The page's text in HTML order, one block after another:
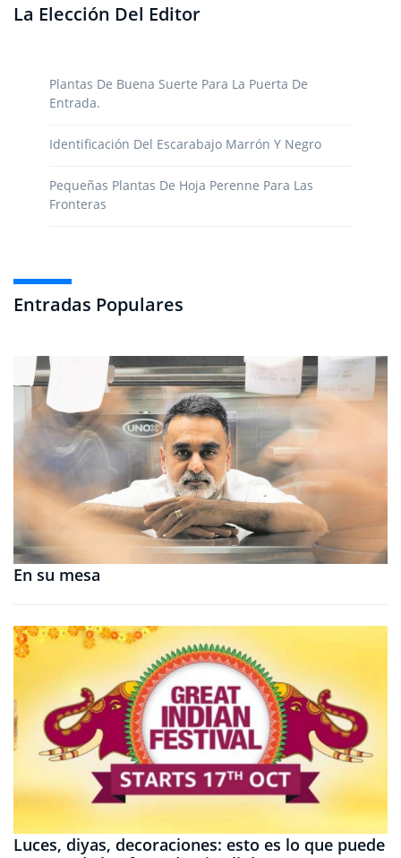
La Elección Del Editor
Plantas De Buena Suerte Para La Puerta De
Entrada.
Identificación Del Escarabajo Marrón Y Negro
Pequeñas Plantas De Hoja Perenne Para Las
Fronteras
Entradas Populares
En su mesa
Luces, diyas, decoraciones: esto es lo que puede